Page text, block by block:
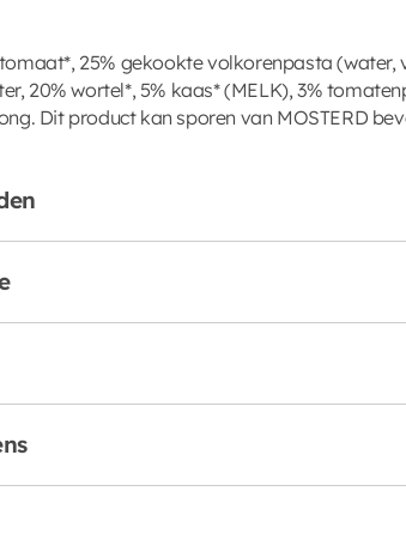
25% gekookte volkorenpasta (water,
20% wortel*, 5% kaas* (MELK), 3%
Dit product kan sporen van MOSTERD